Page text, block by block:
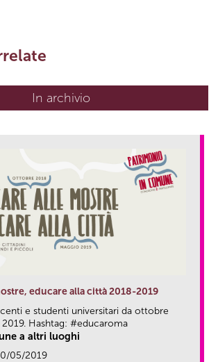
In archivio
educare alla città 2018-2019
e studenti universitari da ottobre
Hashtag: #educaroma
a altri luoghi
05/2019